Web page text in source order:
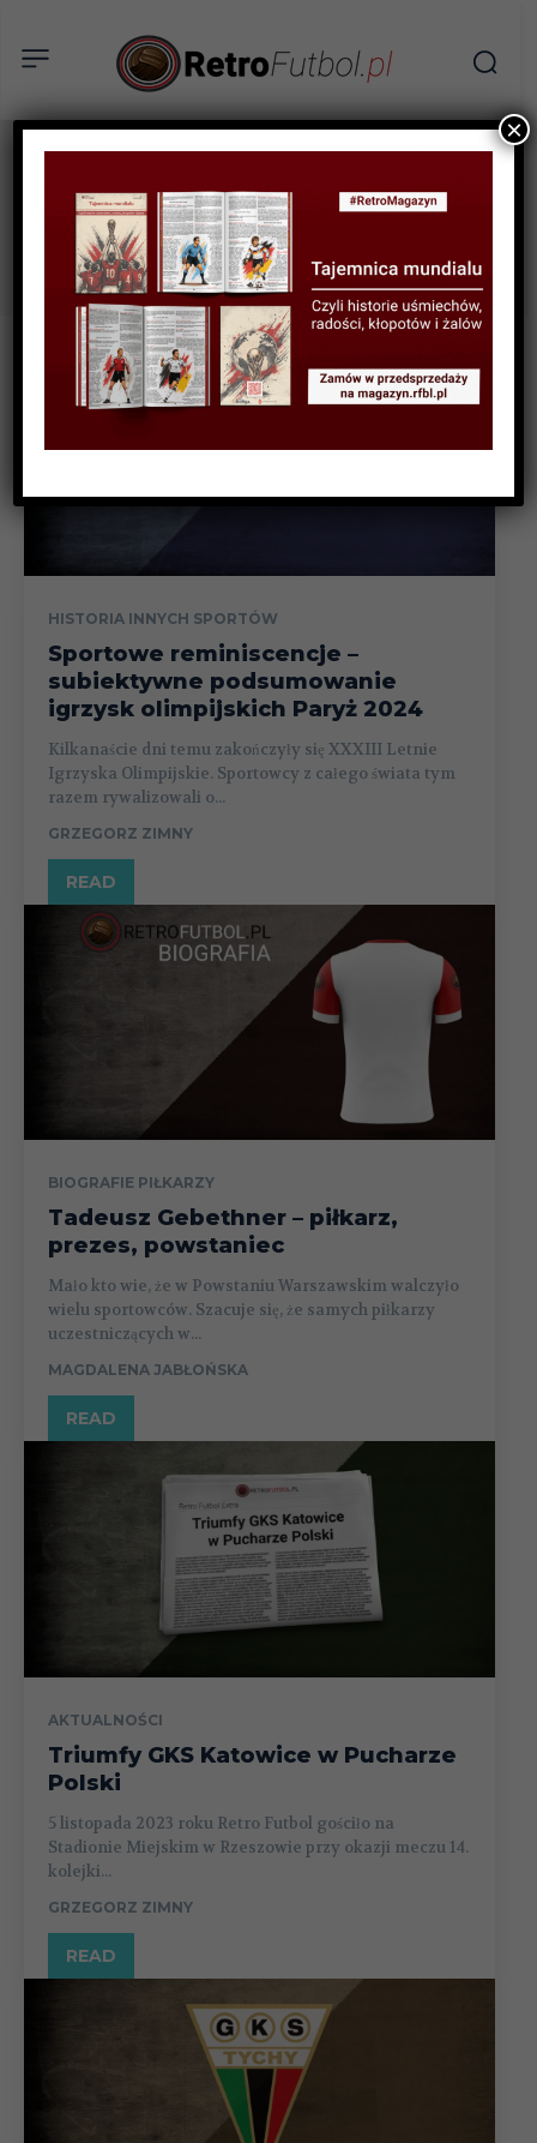
Tag: przegląd sportowy
HISTORIA INNYCH SPORTÓW
Sportowe reminiscencje –
subiektywne podsumowanie
igrzysk olimpijskich Paryż 2024
Kilkanaście dni temu zakończyły się XXXIII Letnie
Igrzyska Olimpijskie. Sportowcy z całego świata tym
razem rywalizowali o...
GRZEGORZ ZIMNY
READ
BIOGRAFIE PIŁKARZY
Tadeusz Gebethner – piłkarz,
prezes, powstaniec
Mało kto wie, że w Powstaniu Warszawskim walczyło
wielu sportowców. Szacuje się, że samych piłkarzy
uczestniczących w...
MAGDALENA JABŁOŃSKA
READ
AKTUALNOŚCI
Triumfy GKS Katowice w Pucharze
Polski
5 listopada 2023 roku Retro Futbol gościło na
Stadionie Miejskim w Rzeszowie przy okazji meczu 14.
kolejki...
GRZEGORZ ZIMNY
READ
×